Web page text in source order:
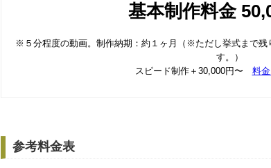
基本制作料金
※５分程度の動画。制作納期：約１ヶ月（※ただし挙式まで残
す。）
スピード制作＋30,000円〜 料
参考料金表